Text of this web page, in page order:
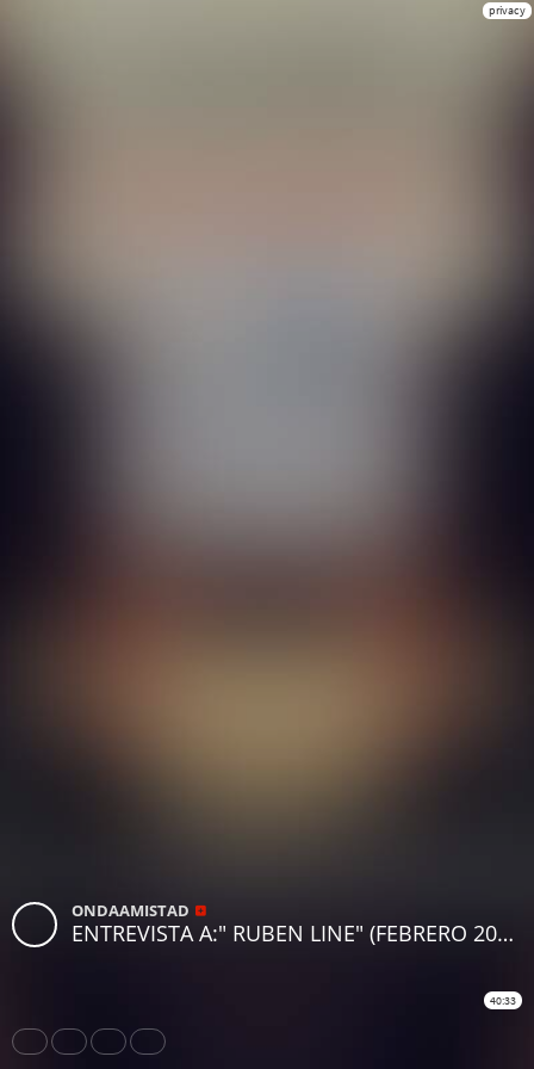
privacy
ONDAAMISTAD
ENTREVISTA A:" RUBEN LINE" (FEBRERO 2017)
40:33
Share Like